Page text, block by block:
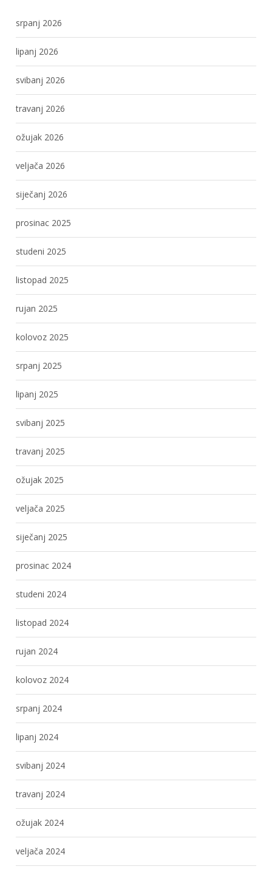
srpanj 2026
lipanj 2026
svibanj 2026
travanj 2026
ožujak 2026
veljača 2026
siječanj 2026
prosinac 2025
studeni 2025
listopad 2025
rujan 2025
kolovoz 2025
srpanj 2025
lipanj 2025
svibanj 2025
travanj 2025
ožujak 2025
veljača 2025
siječanj 2025
prosinac 2024
studeni 2024
listopad 2024
rujan 2024
kolovoz 2024
srpanj 2024
lipanj 2024
svibanj 2024
travanj 2024
ožujak 2024
veljača 2024